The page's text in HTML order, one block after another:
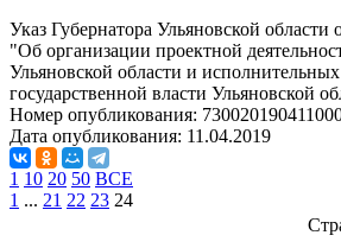
Указ Губернатора Ульяновской
"Об организации проектной
Ульяновской области и
государственной власти Ульяновской
Номер опубликования:
Дата опубликования: 11.04.2019
1 10 20 50 ВСЕ
1 ... 21 22 23 24